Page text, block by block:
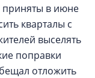
приняты в июне
кварталы с
выселять
поправки
отложить